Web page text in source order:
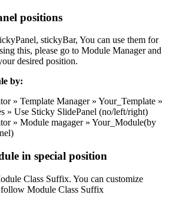
positions
stickyBar, You can use them for
this, please go to Module Manager and
desired position.
by:
» Template Manager » Your_Template »
» Use Sticky SlidePanel (no/left/right)
» Module magager » Your_Module(by
in special position
Class Suffix. You can customize
Module Class Suffix